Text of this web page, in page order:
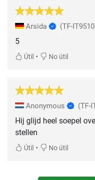
Arsida (TF-
5
Útil • No útil
Anonymous (TF-
Hij glijd heel soepel
stellen
Útil • No útil